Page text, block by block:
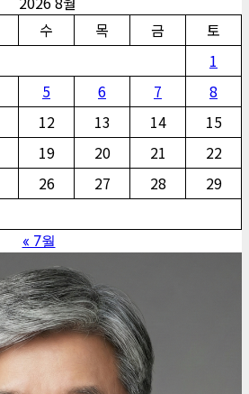
수 목 금
토
1
5 6 7
8
12 13 14
15
19 20 21
22
26 27 28
29
« 7월